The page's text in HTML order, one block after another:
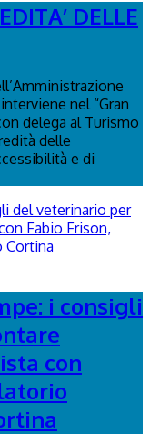
DELLE
nel “Gran
delega al Turismo
delle
e di
i consigli
con